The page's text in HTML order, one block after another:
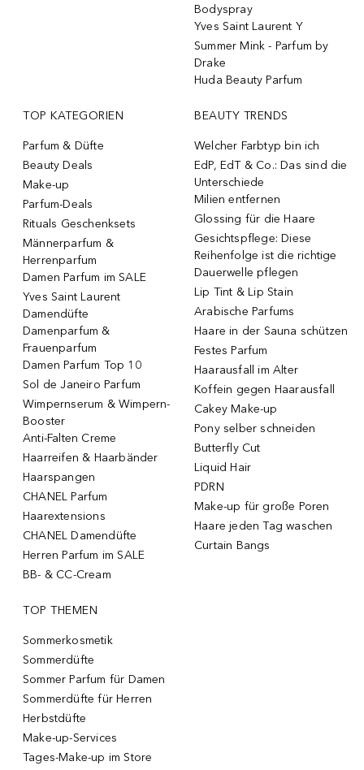
Bodyspray
Yves Saint Laurent Y
Summer Mink - Parfum by
Drake
Huda Beauty Parfum
TOP KATEGORIEN
Parfum & Düfte
Beauty Deals
Make-up
Parfum-Deals
Rituals Geschenksets
Männerparfum &
Herrenparfum
Damen Parfum im SALE
Yves Saint Laurent
Damendüfte
Damenparfum &
Frauenparfum
Damen Parfum Top 10
Sol de Janeiro Parfum
Wimpernserum & Wimpern-
Booster
Anti-Falten Creme
Haarreifen & Haarbänder
Haarspangen
CHANEL Parfum
Haarextensions
CHANEL Damendüfte
Herren Parfum im SALE
BB- & CC-Cream
BEAUTY TRENDS
Welcher Farbtyp bin ich
EdP, EdT & Co.: Das sind die
Unterschiede
Milien entfernen
Glossing für die Haare
Gesichtspflege: Diese
Reihenfolge ist die richtige
Dauerwelle pflegen
Lip Tint & Lip Stain
Arabische Parfums
Haare in der Sauna schützen
Festes Parfum
Haarausfall im Alter
Koffein gegen Haarausfall
Cakey Make-up
Pony selber schneiden
Butterfly Cut
Liquid Hair
PDRN
Make-up für große Poren
Haare jeden Tag waschen
Curtain Bangs
TOP THEMEN
Sommerkosmetik
Sommerdüfte
Sommer Parfum für Damen
Sommerdüfte für Herren
Herbstdüfte
Make-up-Services
Tages-Make-up im Store